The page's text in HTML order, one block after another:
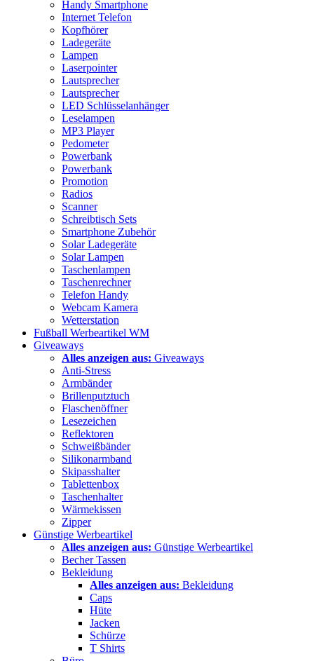
Handy Smartphone
Internet Telefon
Kopfhörer
Ladegeräte
Lampen
Laserpointer
Lautsprecher
Lautsprecher
LED Schlüsselanhänger
Leselampen
MP3 Player
Pedometer
Powerbank
Powerbank
Promotion
Radios
Scanner
Schreibtisch Sets
Smartphone Zubehör
Solar Ladegeräte
Solar Lampen
Taschenlampen
Taschenrechner
Telefon Handy
Webcam Kamera
Wetterstation
Fußball Werbeartikel WM
Giveaways
Alles anzeigen aus: Giveaways
Anti-Stress
Armbänder
Brillenputztuch
Flaschenöffner
Lesezeichen
Reflektoren
Schweißbänder
Silikonarmband
Skipasshalter
Tablettenbox
Taschenhalter
Wärmekissen
Zipper
Günstige Werbeartikel
Alles anzeigen aus: Günstige Werbeartikel
Becher Tassen
Bekleidung
Alles anzeigen aus: Bekleidung
Caps
Hüte
Jacken
Schürze
T Shirts